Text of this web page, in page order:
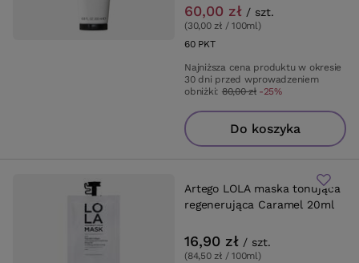
60,00 zł / szt.
(30,00 zł / 100ml)
60PKTpunktów
Najniższa cena produktu w okresie
30 dni przed wprowadzeniem
obniżki: 80,00 zł -25%
Do koszyka
Artego LOLA maska tonująca
regenerująca Caramel 20ml
16,90 zł / szt.
(84,50 zł / 100ml)